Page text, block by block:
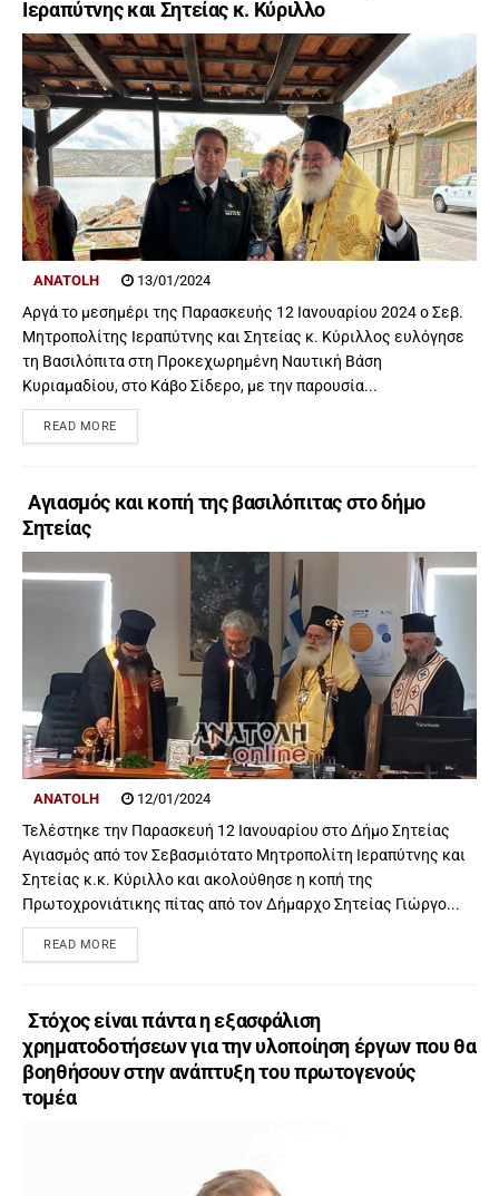
Ιεραπύτνης και Σητείας κ. Kύριλλο
ANATOLH 13/01/2024
Αργά το μεσημέρι της Παρασκευής 12 Ιανουαρίου 2024 ο Σεβ.
Μητροπολίτης Ιεραπύτνης και Σητείας κ. Kύριλλος ευλόγησε
τη Βασιλόπιτα στη Προκεχωρημένη Ναυτική Βάση
Κυριαμαδίου, στο Κάβο Σίδερο, με την παρουσία...
READ MORE
Αγιασμός και κοπή της βασιλόπιτας στο δήμο
Σητείας
ANATOLH 12/01/2024
Τελέστηκε την Παρασκευή 12 Ιανουαρίου στο Δήμο Σητείας
Αγιασμός από τον Σεβασμιότατο Μητροπολίτη Ιεραπύτνης και
Σητείας κ.κ. Κύριλλο και ακολούθησε η κοπή της
Πρωτοχρονιάτικης πίτας από τον Δήμαρχο Σητείας Γιώργο...
READ MORE
Στόχος είναι πάντα η εξασφάλιση
χρηματοδοτήσεων για την υλοποίηση έργων που θα
βοηθήσουν στην ανάπτυξη του πρωτογενούς
τομέα